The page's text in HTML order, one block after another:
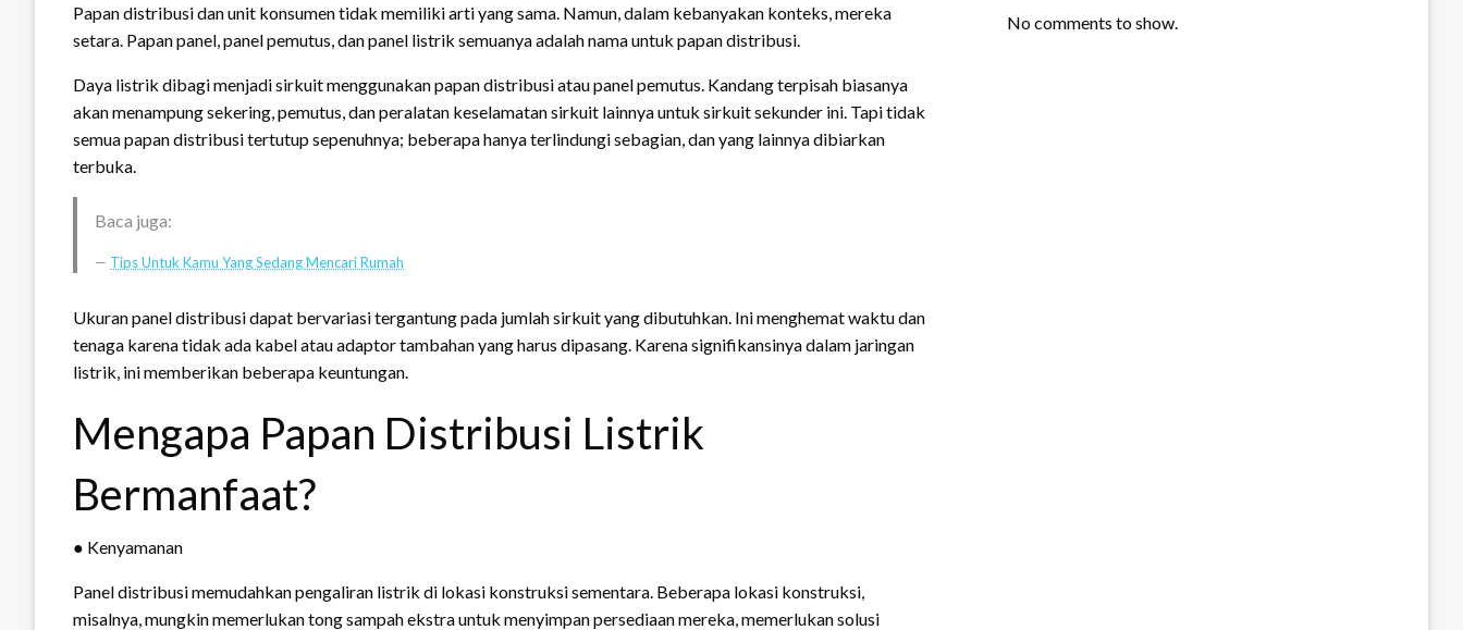
Papan distribusi dan unit konsumen tidak memiliki arti yang sama. Namun, dalam kebanyakan konteks, mereka
setara. Papan panel, panel pemutus, dan panel listrik semuanya adalah nama untuk papan distribusi.
Daya listrik dibagi menjadi sirkuit menggunakan papan distribusi atau panel pemutus. Kandang terpisah biasanya
akan menampung sekering, pemutus, dan peralatan keselamatan sirkuit lainnya untuk sirkuit sekunder ini. Tapi tidak
semua papan distribusi tertutup sepenuhnya; beberapa hanya terlindungi sebagian, dan yang lainnya dibiarkan
terbuka.
Baca juga:
Tips Untuk Kamu Yang Sedang Mencari Rumah
Ukuran panel distribusi dapat bervariasi tergantung pada jumlah sirkuit yang dibutuhkan. Ini menghemat waktu dan
tenaga karena tidak ada kabel atau adaptor tambahan yang harus dipasang. Karena signifikansinya dalam jaringan
listrik, ini memberikan beberapa keuntungan.
Mengapa Papan Distribusi Listrik
Bermanfaat?
● Kenyamanan
Panel distribusi memudahkan pengaliran listrik di lokasi konstruksi sementara. Beberapa lokasi konstruksi,
misalnya, mungkin memerlukan tong sampah ekstra untuk menyimpan persediaan mereka, memerlukan solusi
No comments to show.